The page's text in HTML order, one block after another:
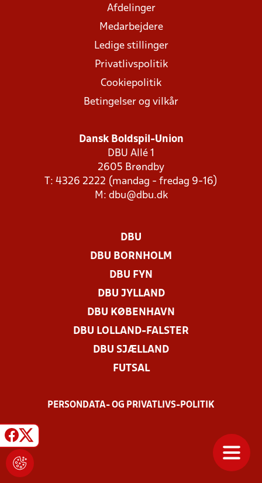
Afdelinger
Medarbejdere
Ledige stillinger
Privatlivspolitik
Cookiepolitik
Betingelser og vilkår
Dansk Boldspil-Union
DBU Allé 1
2605 Brøndby
T: 4326 2222 (mandag - fredag 9-16)
M: dbu@dbu.dk
DBU
DBU BORNHOLM
DBU FYN
DBU JYLLAND
DBU KØBENHAVN
DBU LOLLAND-FALSTER
DBU SJÆLLAND
FUTSAL
PERSONDATA- OG PRIVATLIVS-POLITIK